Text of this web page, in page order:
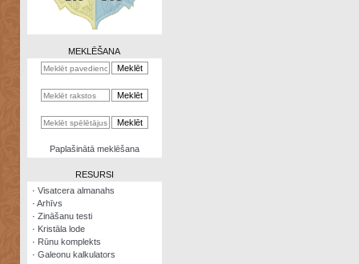
kalkulators
Nomētātās
MEKLĒŠANA
Paplašinātā meklēšana
RESURSI
· Visatcera almanahs
· Arhīvs
· Zināšanu testi
· Kristāla lode
· Rūnu komplekts
· Galeonu kalkulators